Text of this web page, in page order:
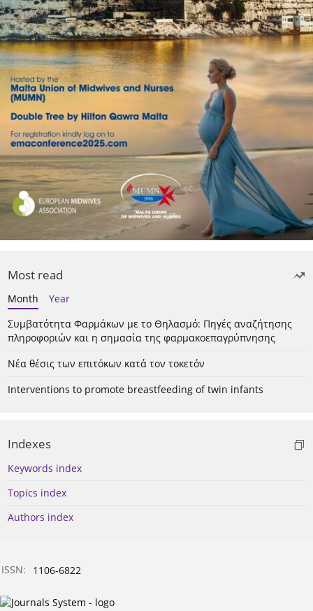
Most read
Month
Year
Συμβατότητα Φαρμάκων με το Θηλασμό: Πηγές αναζήτησης
πληροφοριών και η σημασία της φαρμακοεπαγρύπνησης
Νέα θέσις των επιτόκων κατά τον τοκετόν
Interventions to promote breastfeeding of twin infants
Indexes
Keywords index
Topics index
Authors index
ISSN: 1106-6822